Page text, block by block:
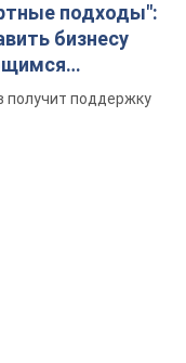
подходы":
бизнесу
получит поддержку